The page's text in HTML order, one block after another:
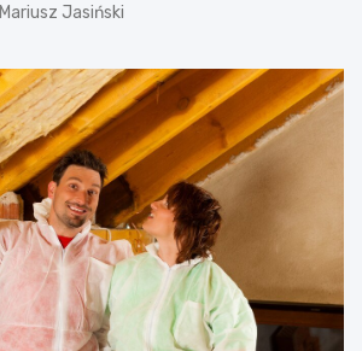
Mariusz Jasiński